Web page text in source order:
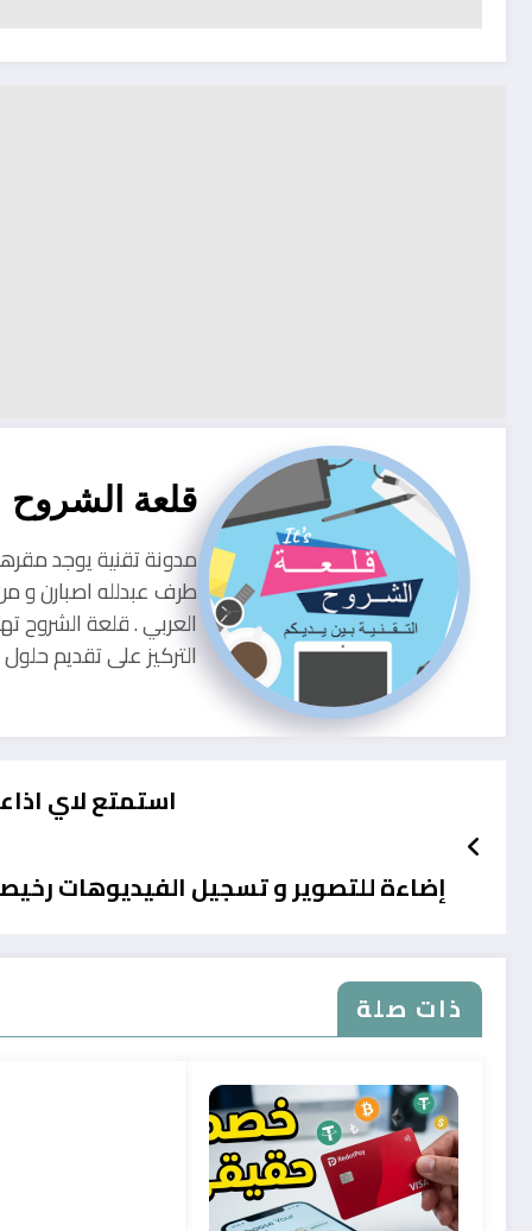
قلعة الشروح
طرف عبدلله اصبارن و
العربي . قلعة الشروح
التركيز على تقديم
استمتع لاي اذاعة في العالم و
إضاءة للتصوير و تسجيل الفيديوهات
ذات صلة